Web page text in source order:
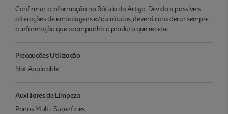
Confirmar a informação no Rótulo do Artigo. Devido a possíveis
alterações de embalagens e/ou rótulos, deverá considerar sempre
a informação que acompanha o produto que recebe.
Precauções Utilização
Not Applicable
Auxiliares de Limpeza
Panos Multi-Superficies